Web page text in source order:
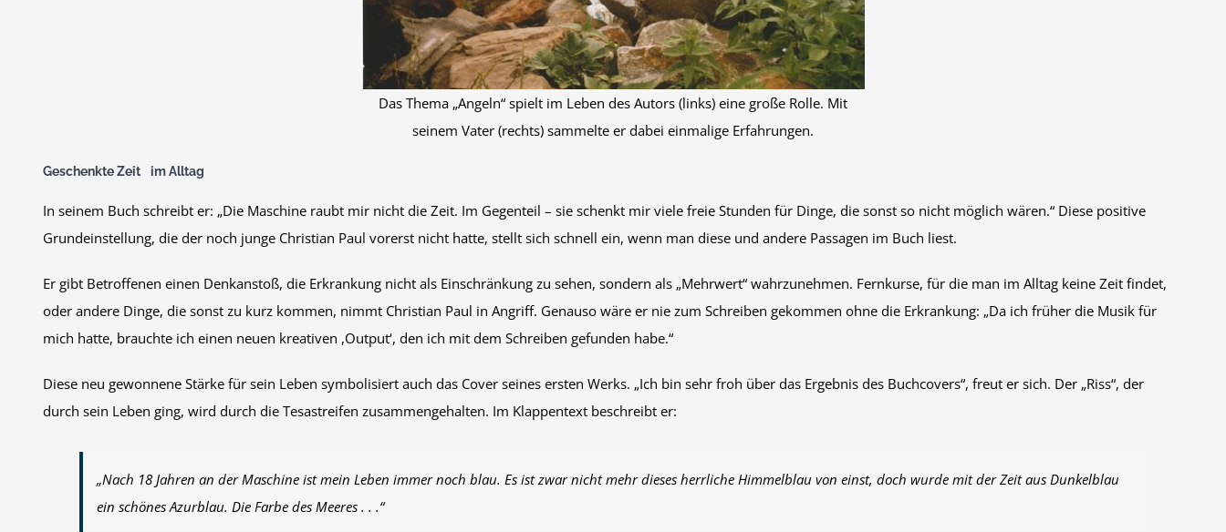
Das Thema „Angeln“ spielt im Leben des Autors (links) eine große Rolle. Mit
seinem Vater (rechts) sammelte er dabei einmalige Erfahrungen.
Geschenkte Zeit im Alltag
In seinem Buch schreibt er: „Die Maschine raubt mir nicht die Zeit. Im Gegenteil – sie schenkt mir viele freie Stunden für Dinge, die sonst so nicht möglich wären.“ Diese positive
Grundeinstellung, die der noch junge Christian Paul vorerst nicht hatte, stellt sich schnell ein, wenn man diese und andere Passagen im Buch liest.
Er gibt Betroffenen einen Denkanstoß, die Erkrankung nicht als Einschränkung zu sehen, sondern als „Mehrwert“ wahrzunehmen. Fernkurse, für die man im Alltag keine Zeit findet,
oder andere Dinge, die sonst zu kurz kommen, nimmt Christian Paul in Angriff. Genauso wäre er nie zum Schreiben gekommen ohne die Erkrankung: „Da ich früher die Musik für
mich hatte, brauchte ich einen neuen kreativen ,Output‘, den ich mit dem Schreiben gefunden habe.“
Diese neu gewonnene Stärke für sein Leben symbolisiert auch das Cover seines ersten Werks. „Ich bin sehr froh über das Ergebnis des Buchcovers“, freut er sich. Der „Riss“, der
durch sein Leben ging, wird durch die Tesastreifen zusammengehalten. Im Klappentext beschreibt er:
„Nach 18 Jahren an der Maschine ist mein Leben immer noch blau. Es ist zwar nicht mehr dieses herrliche Himmelblau von einst, doch wurde mit der Zeit aus Dunkelblau
ein schönes Azurblau. Die Farbe des Meeres . . .“